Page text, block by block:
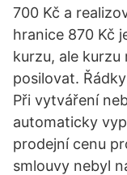
700 Kč a
hranice 870 Kč
kurzu, ale kurzu
posilovat.
Při vytváření
automaticky
prodejní cenu
smlouvy nebyl